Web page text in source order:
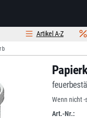
Artikel A-Z
Wenn nicht
Art.-Nr.: